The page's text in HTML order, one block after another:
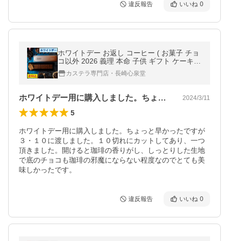
違反報告 いいね 0
ホワイトデー お返し コーヒー ( お菓子 チョ
コ以外 2026 義理 本命 子供 ギフト ケーキ
高級 チョコ おしゃれ 人気 子供 ) カステラ
0.5号 送料込み WD1I
カステラ専門店・長崎心泉堂
ホワイトデー用に購入しました。ちょっと… 2024/3/11
5
ホワイトデー用に購入しました。ちょっと早かったですが
３・１０に渡しました。１０切れにカットしてあり、一つ
頂きました。開けると珈琲の香りがし、しっとりした生地
で底のチョコも珈琲の邪魔にならない程度なのでとても美
味しかったです。
違反報告 いいね 0